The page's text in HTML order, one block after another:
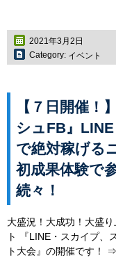
2021年3月2日
Category: イベント
【７日開催！
シュFB』
で絶対稼げる
初成果体験で
続々！
大盛況！大成功！大盛
ト 『LINE・スカイプ、
ト大会』の開催です！